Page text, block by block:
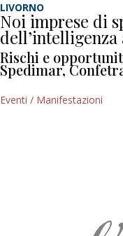
LIVORNO
Noi imprese di
Rischi e
Spedimar,
Eventi / Manifestazioni